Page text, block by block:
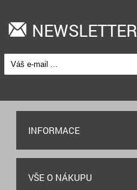
NEWSLETTER
INFORMACE
VŠE O NÁKUPU